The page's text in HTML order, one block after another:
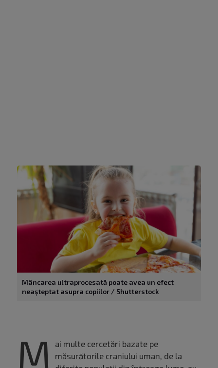
Mâncarea ultraprocesată poate avea un efect
neașteptat asupra copiilor / Shutterstock
M
ai multe cercetări bazate pe
măsurătorile craniului uman, de la